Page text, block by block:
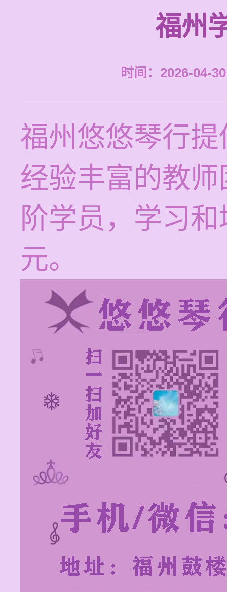
福州
时间：2026-04-
福州悠悠琴行
经验丰富的教
阶学员，学习
元。